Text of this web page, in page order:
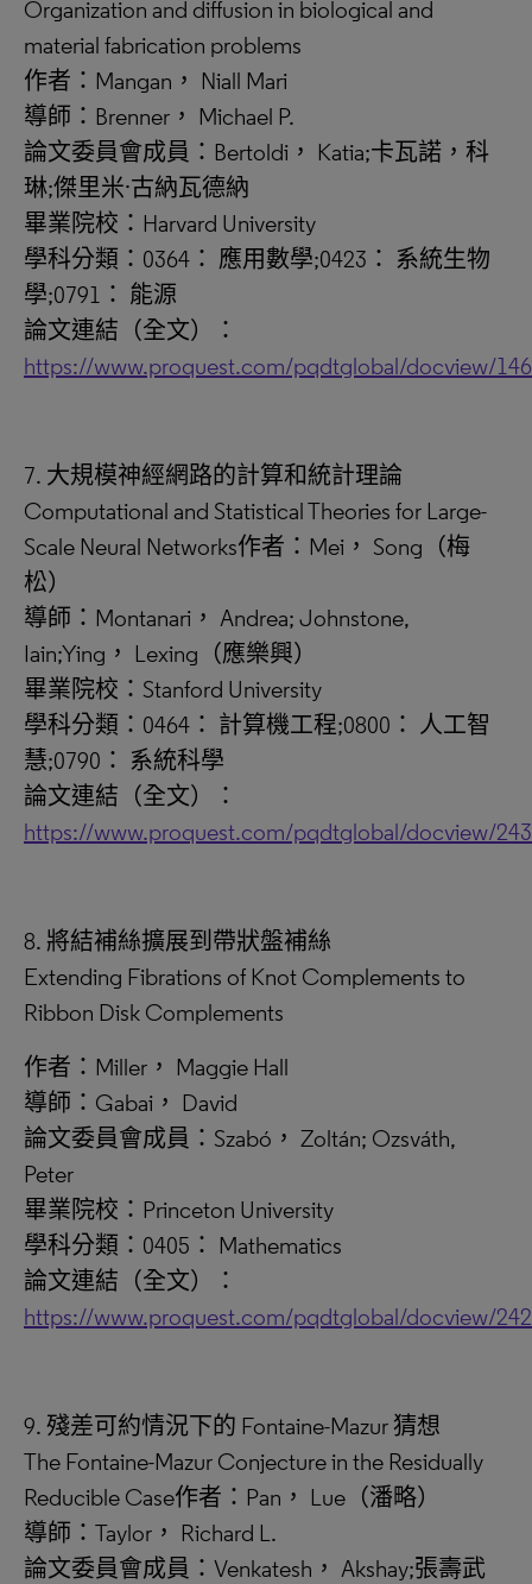
Organization and diffusion in biological and
material fabrication problems
作者：Mangan， Niall Mari
導師：Brenner， Michael P.
論文委員會成員：Bertoldi， Katia;卡瓦諾，科
琳;傑里米·古納瓦德納
畢業院校：Harvard University
學科分類：0364： 應用數學;0423： 系統生物
學;0791： 能源
論文連結（全文）：
https://www.proquest.com/pqdtglobal/docview/
7. 大規模神經網路的計算和統計理論
Computational and Statistical Theories for Large-
Scale Neural Networks作者：Mei， Song（梅
松）
導師：Montanari， Andrea; Johnstone,
Iain;Ying， Lexing（應樂興）
畢業院校：Stanford University
學科分類：0464： 計算機工程;0800： 人工智
慧;0790： 系統科學
論文連結（全文）：
https://www.proquest.com/pqdtglobal/docview/
8. 將結補絲擴展到帶狀盤補絲
Extending Fibrations of Knot Complements to
Ribbon Disk Complements
作者：Miller， Maggie Hall
導師：Gabai， David
論文委員會成員：Szabó， Zoltán; Ozsváth,
Peter
畢業院校：Princeton University
學科分類：0405： Mathematics
論文連結（全文）：
https://www.proquest.com/pqdtglobal/docview/
9. 殘差可約情況下的 Fontaine-Mazur 猜想
The Fontaine-Mazur Conjecture in the Residually
Reducible Case作者：Pan， Lue（潘略）
導師：Taylor， Richard L.
論文委員會成員：Venkatesh， Akshay;張壽武